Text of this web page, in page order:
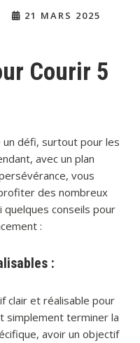
21 MARS 2025
Courir 5
défi, surtout pour les
avec un plan
vous
des nombreux
quelques conseils pour
:
:
clair et réalisable pour
simplement terminer la
avoir un objectif